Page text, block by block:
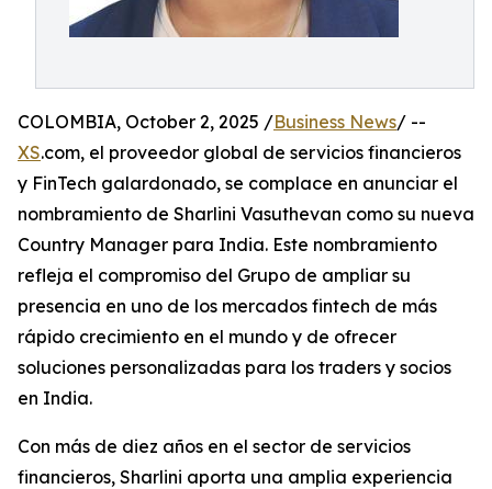
COLOMBIA, October 2, 2025 /Business News/ --
XS.com, el proveedor global de servicios financieros
y FinTech galardonado, se complace en anunciar el
nombramiento de Sharlini Vasuthevan como su nueva
Country Manager para India. Este nombramiento
refleja el compromiso del Grupo de ampliar su
presencia en uno de los mercados fintech de más
rápido crecimiento en el mundo y de ofrecer
soluciones personalizadas para los traders y socios
en India.
Con más de diez años en el sector de servicios
financieros, Sharlini aporta una amplia experiencia